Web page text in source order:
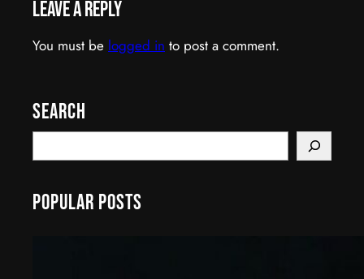
Leave a Reply
You must be logged in to post a comment.
Search
e
r
Popular Posts